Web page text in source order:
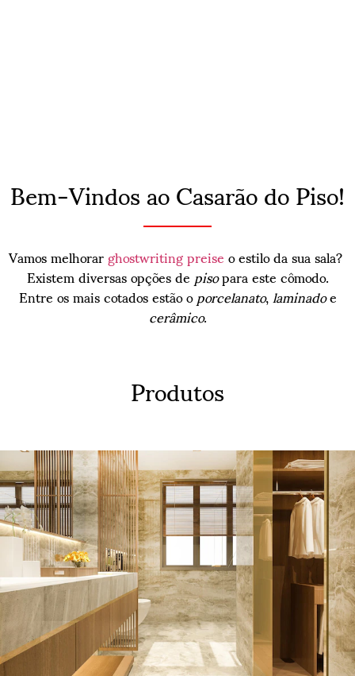
Bem-Vindos ao Casarão do Piso!
Vamos melhorarghostwriting preiseo estilo da sua sala?
Existem diversas opções depisopara este cômodo.
Entre os mais cotados estão oporcelanato,laminadoe
cerâmico.
Produtos